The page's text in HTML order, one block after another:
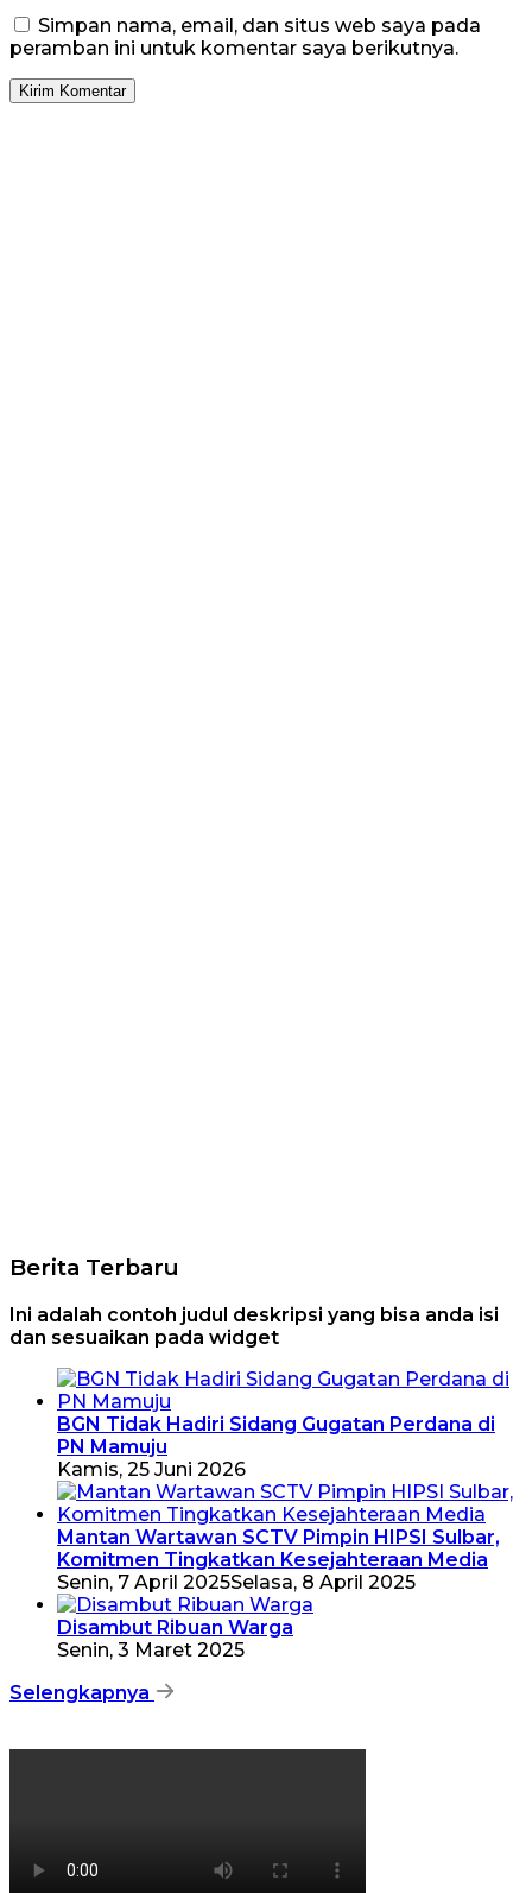
Simpan nama, email, dan situs web saya pada
peramban ini untuk komentar saya berikutnya.
Berita Terbaru
Ini adalah contoh judul deskripsi yang bisa anda isi
dan sesuaikan pada widget
BGN Tidak Hadiri Sidang Gugatan Perdana di
PN Mamuju
Kamis, 25 Juni 2026
Mantan Wartawan SCTV Pimpin HIPSI Sulbar,
Komitmen Tingkatkan Kesejahteraan Media
Senin, 7 April 2025Selasa, 8 April 2025
Disambut Ribuan Warga
Senin, 3 Maret 2025
Selengkapnya